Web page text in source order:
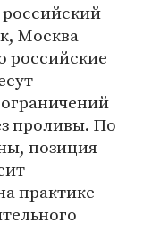
Москва
российские
проливы. По
позиция
практике